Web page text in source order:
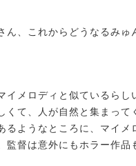
ん、これからどうなる
イメロディと似ているら
くて、人が自然と集まっ
るようなところに、マイ
監督は意外にもホラー作品